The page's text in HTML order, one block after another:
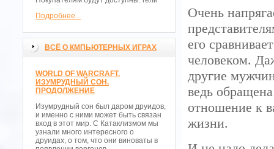
Подробнее...
ВСЁ О КМПЬЮТЕРНЫХ ИГРАХ
WORLD OF WARCRAFT.
ИЗУМРУДНЫЙ СОН.
ПРОДОЛЖЕНИЕ
Изумрудный сон был даром друидов,
и именно с ними может быть связан
вход в этот мир. С Катаклизмом мы
узнали много интересного о
друидах, о том, что они виноваты в
Очень
его
человеком.
другие
ведь
отношение к
жизни.